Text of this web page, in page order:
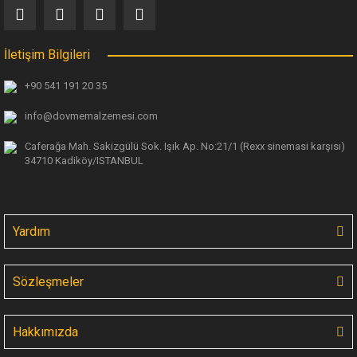
İletişim Bilgileri
+90 541 191 20 35
info@dovmemalzemesi.com
Caferağa Mah. Sakizgülü Sok. Işık Ap. No:21/1 (Rexx sinemasi karşısı)
34710 Kadiköy/ISTANBUL
Yardım
Sözleşmeler
Hakkımızda